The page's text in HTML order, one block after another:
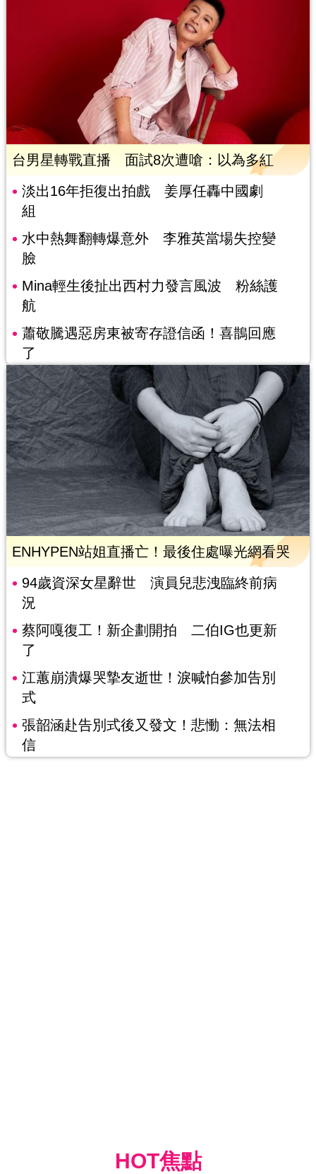
台男星轉戰直播 面試8次遭嗆：以為多紅
淡出16年拒復出拍戲 姜厚任轟中國劇
組
水中熱舞翻轉爆意外 李雅英當場失控變
臉
Mina輕生後扯出西村力發言風波 粉絲護
航
蕭敬騰遇惡房東被寄存證信函！喜鵲回應
了
ENHYPEN站姐直播亡！最後住處曝光網看哭
94歲資深女星辭世 演員兒悲洩臨終前病
況
蔡阿嘎復工！新企劃開拍 二伯IG也更新
了
江蕙崩潰爆哭摯友逝世！淚喊怕參加告別
式
張韶涵赴告別式後又發文！悲慟：無法相
信
HOT焦點